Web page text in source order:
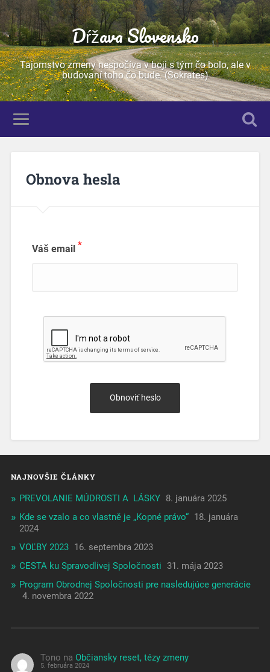
Dŕžava Slovensko
Tajomstvo zmeny nespočíva v boji s tým čo bolo, ale v
budovaní toho čo bude. (Sokrates)
Obnova hesla
Váš email*
NAJNOVŠIE ČLÁNKY
PREVOLANIE MÚDROSTI A LÁSKY 8. januára 2025
Kde se vzalo a co vlastně je „Kopné právo“ 18. januára
2024
VOĽBY 2023 16. septembra 2023
CESTA ku Spravodlivej Spoločnosti 31. mája 2023
Program Obrodnej Spoločnosti pre nasledujúce generácie
4. novembra 2022
Tono na Občiansky reset, tézy zmeny
5. februára 2024